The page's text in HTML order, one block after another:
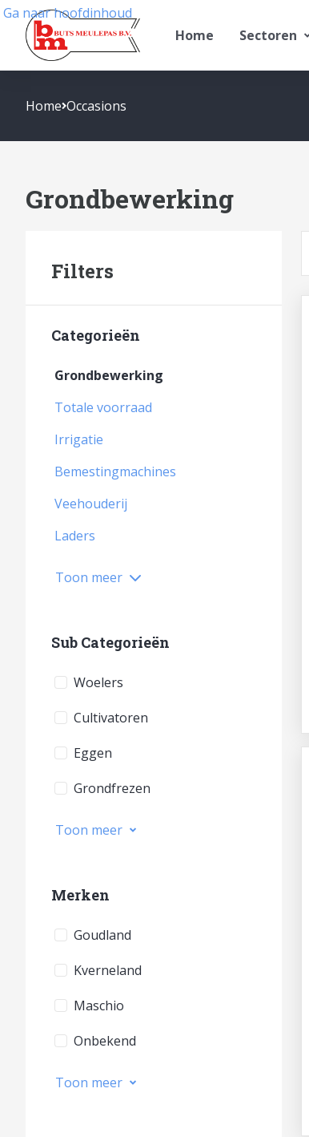
Ga naar hoofdinhoud
Home
Sectoren
Home Occasions
Grondbewerking
Filters
Categorieën
Grondbewerking
Totale voorraad
Irrigatie
Bemestingmachines
Veehouderij
Laders
Toon meer
Sub Categorieën
Woelers
Cultivatoren
Eggen
Grondfrezen
Toon meer
Merken
Goudland
Kverneland
Maschio
Onbekend
Toon meer